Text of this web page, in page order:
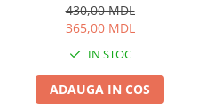
430,00 MDL
365,00 MDL
IN STOC
ADAUGA IN COS